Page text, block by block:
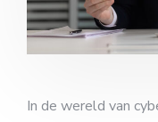
In de wereld van